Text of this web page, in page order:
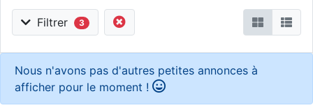
Filtrer 3
Nous n'avons pas d'autres petites annonces à
afficher pour le moment !